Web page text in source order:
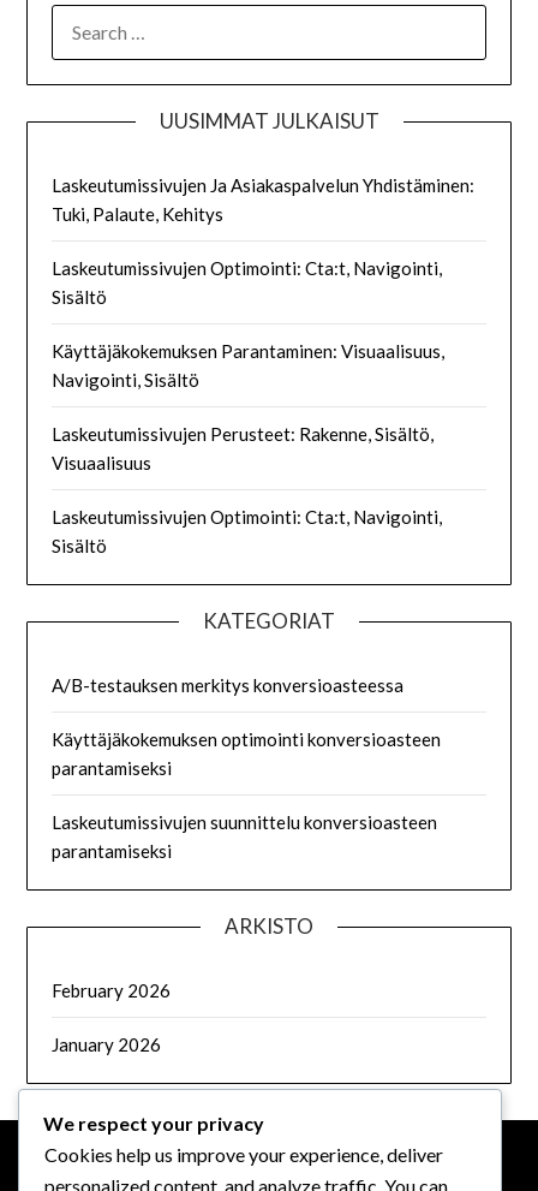
FOR:
UUSIMMAT JULKAISUT
Laskeutumissivujen Ja Asiakaspalvelun Yhdistäminen:
Tuki, Palaute, Kehitys
Laskeutumissivujen Optimointi: Cta:t, Navigointi,
Sisältö
Käyttäjäkokemuksen Parantaminen: Visuaalisuus,
Navigointi, Sisältö
Laskeutumissivujen Perusteet: Rakenne, Sisältö,
Visuaalisuus
Laskeutumissivujen Optimointi: Cta:t, Navigointi,
Sisältö
KATEGORIAT
A/B-testauksen merkitys konversioasteessa
Käyttäjäkokemuksen optimointi konversioasteen
parantamiseksi
Laskeutumissivujen suunnittelu konversioasteen
parantamiseksi
ARKISTO
February 2026
January 2026
We respect your privacy
Cookies help us improve your experience, deliver
personalized content, and analyze traffic. You can